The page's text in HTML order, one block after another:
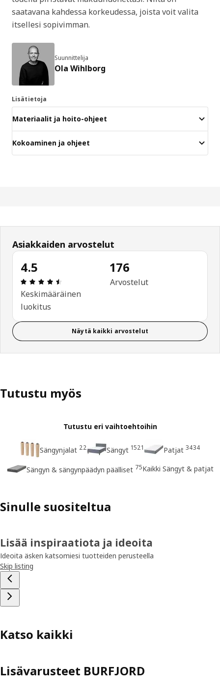
saatavana kahdessa korkeudessa, joista voit valita
itsellesi sopivimman.
Suunnittelija
Ola Wihlborg
Lisätietoja
Materiaalit ja hoito-ohjeet
Kokoaminen ja ohjeet
Asiakkaiden arvostelut
4.5
: 4.5 / 5 tähteä. Arvostelut yhteensä: 176
Keskimääräinen
luokitus
176
Arvostelut
Näytä kaikki arvostelut
Tutustu myös
Tutustu eri vaihtoehtoihin
Sängynjalat 22 Sängyt 1521 Patjat 3434
Sängyn & sängynpäädyn päälliset 75Kaikki Sängyt & patjat
Sinulle suositeltua
Lisää inspiraatiota ja ideoita
Ideoita äsken katsomiesi tuotteiden perusteella
Skip listing
Katso kaikki
Lisävarusteet BURFJORD